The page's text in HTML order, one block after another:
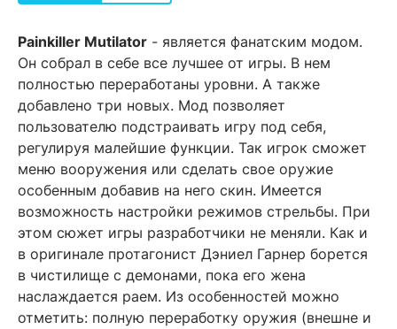
Painkiller Mutilator - является фанатским модом.
Он собрал в себе все лучшее от игры. В нем
полностью переработаны уровни. А также
добавлено три новых. Мод позволяет
пользователю подстраивать игру под себя,
регулируя малейшие функции. Так игрок сможет
меню вооружения или сделать свое оружие
особенным добавив на него скин. Имеется
возможность настройки режимов стрельбы. При
этом сюжет игры разработчики не меняли. Как и
в оригинале протагонист Дэниел Гарнер борется
в чистилище с демонами, пока его жена
наслаждается раем. Из особенностей можно
отметить: полную переработку оружия (внешне и